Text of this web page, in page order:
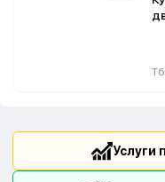
Услуги